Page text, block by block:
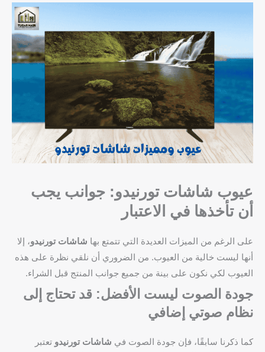
عيوب شاشات تورنيدو: جوانب يجب
أن تأخذها في الاعتبار
على الرغم من الميزات العديدة التي تتمتع بها شاشات تورنيدو، إلا
أنها ليست خالية من العيوب. من الضروري أن نلقي نظرة على هذه
العيوب لكي نكون على بينة من جميع جوانب المنتج قبل الشراء.
جودة الصوت ليست الأفضل: قد تحتاج إلى
نظام صوتي إضافي
كما ذكرنا سابقًا، فإن جودة الصوت في شاشات تورنيدو تعتبر